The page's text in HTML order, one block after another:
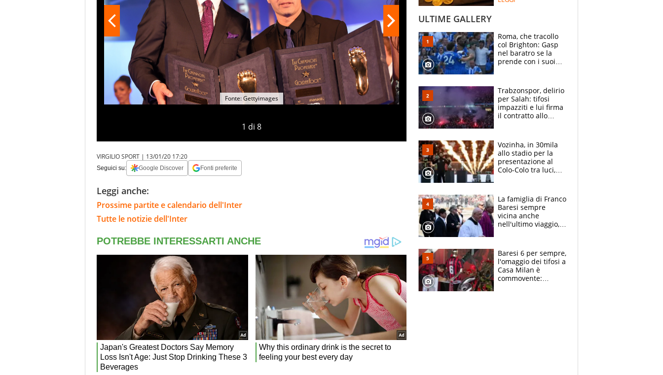
CONTATTI
1 di 8
Fonte: Gettyimages
VIRGILIO SPORT | 13/01/20 17:20
Seguici su: Google Discover Fonti preferite
Leggi anche:
Prossime partite e calendario dell'Inter
Tutte le notizie dell'Inter
ULTIME GALLERY
Roma, che tracollo
col Brighton: Gasp
nel baratro se la
prende con i suoi
Trabzonspor, delirio
per Salah: tifosi
impazziti e lui firma
il contratto allo
Vozinha, in 30mila
allo stadio per la
presentazione al
Colo-Colo tra luci,
La famiglia di Franco
Baresi sempre
vicina anche
nell'ultimo viaggio,
circondati
dall'affetto dei tifosi
Baresi 6 per sempre,
l'omaggio dei tifosi a
Casa Milan è
commovente: